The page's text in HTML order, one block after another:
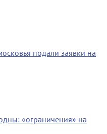
подали заявки на
«ограничения» на